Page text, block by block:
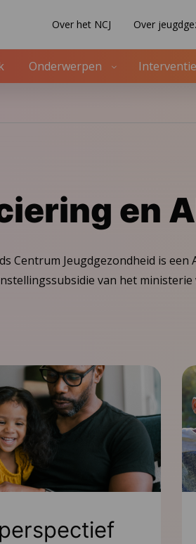
Over het NCJ Over
Onderwerpen
en
Centrum Jeugdgezondheid is
van het ministerie